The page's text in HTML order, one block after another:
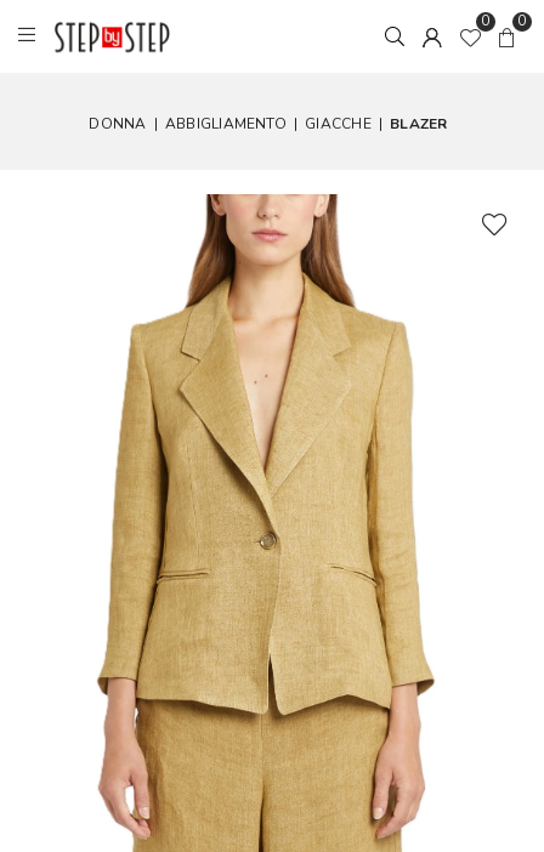
0 0
DONNA | ABBIGLIAMENTO | GIACCHE | BLAZER